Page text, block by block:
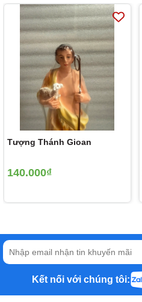
Tượng Thánh Gioan
140.000₫
Kết nối với chúng tôi: